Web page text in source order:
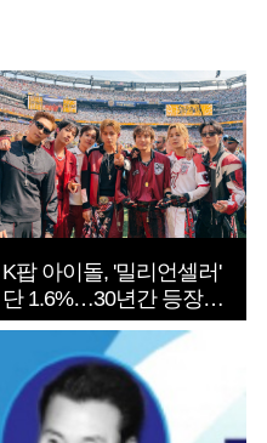
K팝 아이돌, '밀리언셀러'
단 1.6%…30년간 등장
1182개팀 전수조사